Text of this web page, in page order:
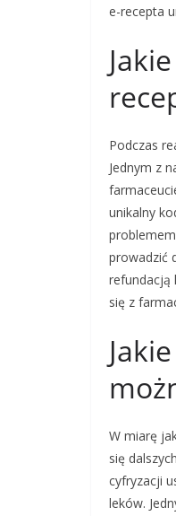
e-recepta
Podczas
Jednym z
unikalny
prowadzić
refundacją
się z
W miarę
się
cyfryzacji
leków.